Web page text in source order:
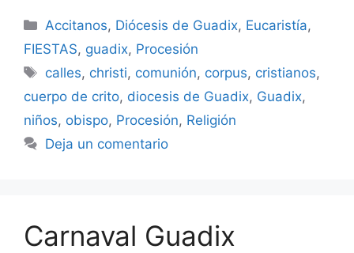
Categorías
Accitanos, Diócesis de Guadix, Eucaristía,
FIESTAS, guadix, Procesión
Etiquetas
calles, christi, comunión, corpus, cristianos,
cuerpo de crito, diocesis de Guadix, Guadix,
niños, obispo, Procesión, Religión
Deja un comentario
Carnaval Guadix